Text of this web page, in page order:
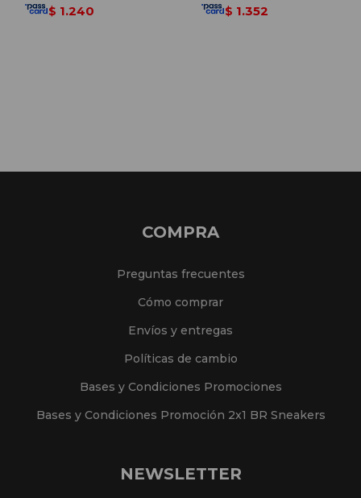
$ 1.240 $ 1.352
COMPRA
Preguntas frecuentes
Cómo comprar
Envíos y entregas
Políticas de cambio
Bases y Condiciones Promociones
Bases y Condiciones Promoción 2x1 BR Sneakers
NEWSLETTER